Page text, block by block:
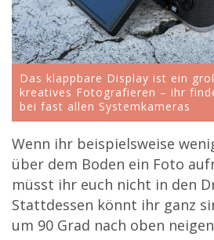
Das klappbare Display ist ein
kreatives Fotografieren – ihr
bei fast allen Systemkameras
Wenn ihr beispielsweise
über dem Boden ein Foto
müsst ihr euch nicht in den
Stattdessen könnt ihr ganz
um 90 Grad nach oben